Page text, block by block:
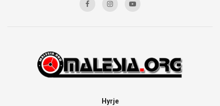
Hyrje